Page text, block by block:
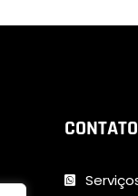
CONTATO